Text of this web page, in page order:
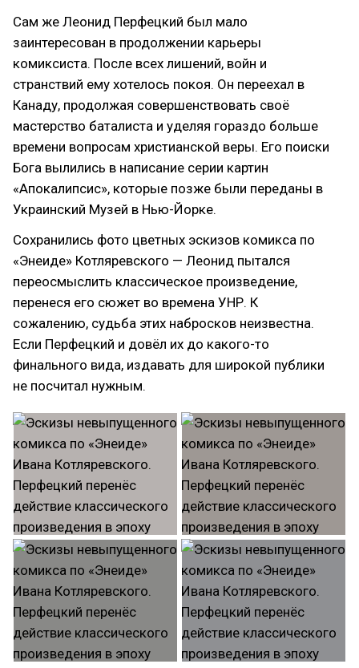
Сам же Леонид Перфецкий был мало
заинтересован в продолжении карьеры
комиксиста. После всех лишений, войн и
странствий ему хотелось покоя. Он переехал в
Канаду, продолжая совершенствовать своё
мастерство баталиста и уделяя гораздо больше
времени вопросам христианской веры. Его поиски
Бога вылились в написание серии картин
«Апокалипсис»‎, которые позже были переданы в
Украинский Музей в Нью-Йорке.
Сохранились фото цветных эскизов комикса по
«Энеиде»‎ Котляревского — Леонид пытался
переосмыслить классическое произведение,
перенеся его сюжет во времена УНР. К
сожалению, судьба этих набросков неизвестна.
Если Перфецкий и довёл их до какого-то
финального вида, издавать для широкой публики
не посчитал нужным.